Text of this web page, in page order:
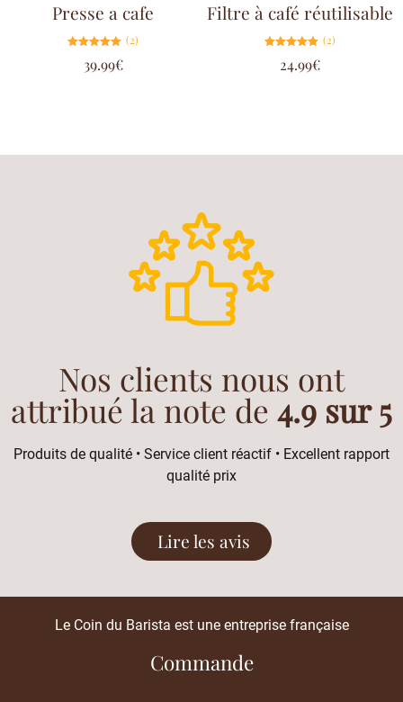
Presse a cafe
5.00
sur 5
(2)
39.99€
Filtre à café réutilisable
5.00
sur 5
(2)
24.99€
Nos clients nous ont
attribué la note de 4.9 sur 5
Produits de qualité • Service client réactif • Excellent rapport
qualité prix
Lire les avis
Le Coin du Barista est une entreprise française
Commande